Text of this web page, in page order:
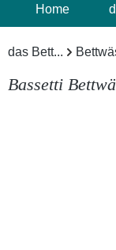
Home
das Bett...
Bassetti
Bildergalerie